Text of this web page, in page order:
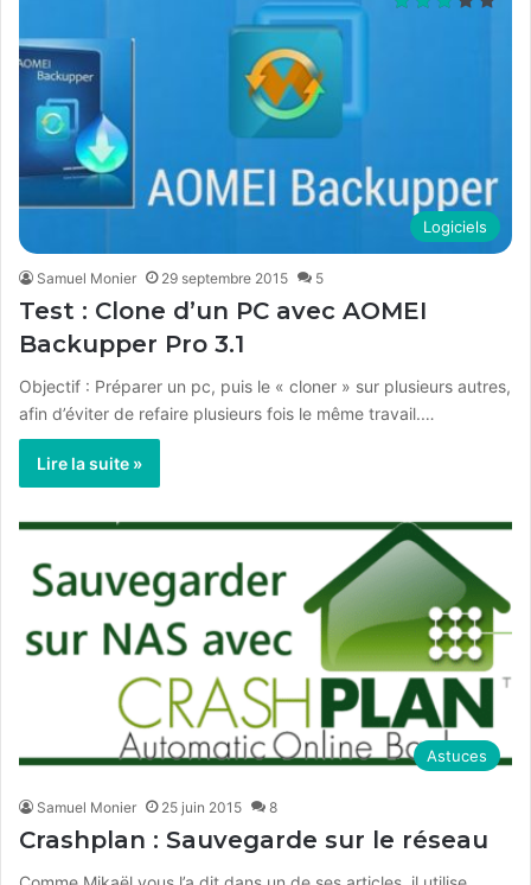
Logiciels
Samuel Monier 29 septembre 2015 5
Test : Clone d’un PC avec AOMEI
Backupper Pro 3.1
Objectif : Préparer un pc, puis le « cloner » sur plusieurs autres,
afin d’éviter de refaire plusieurs fois le même travail.…
Lire la suite »
Astuces
Samuel Monier 25 juin 2015 8
Crashplan : Sauvegarde sur le réseau